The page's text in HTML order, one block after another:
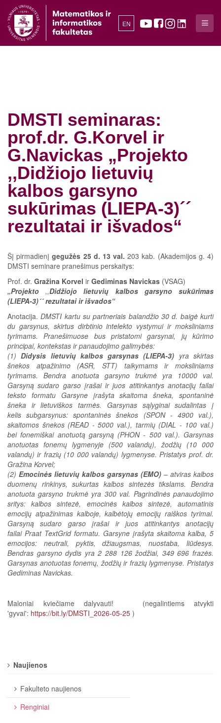
EN
DMSTI seminaras:
prof.dr. G.Korvel ir
G.Navickas „Projekto
,,Didžiojo lietuvių
kalbos garsyno
sukūrimas (LIEPA-3)´´
rezultatai ir išvados“
Šį pirmadienįgegužės 25 d. 13 val. 203 kab. (Akademijos g. 4)
DMSTI seminare pranešimus perskaitys:
Prof. dr. Gražina Korvel ir Gediminas Navickas (VSAG)
„Projekto,,Didžiojo lietuvių kalbos garsyno sukūrimas
(LIEPA-3)´´ rezultatai ir išvados“
Anotacija.DMSTI kartu su partneriais balandžio 30 d. baigė kurti
du garsynus, skirtus dirbtinio intelekto vystymui ir moksliniams
tyrimams. Pranešimuose bus pristatomi garsynai, jų kūrimo
principai, kontekstas ir panaudojimo galimybės:
(1)Didysis lietuvių kalbos garsynas (LIEPA-3) yra skirtas
šnekos atpažinimo (ASR, STT) taikymams ir moksliniams
tyrimams. Bendra anotuota garsyno trukmė yra 10000 val.
Garsyną sudaro garso įrašai ir juos atitinkantys anotacijų failai
teksto formatu Garsyne įrašyta skaitoma šneka, spontaninė
šneka ir lietuviškos tarmės. Garsynas sąlyginai sudalintas į
kelis subgarsynus: spontaninės šnekos (SPON - 4900 val.),
skaitomos šnekos (READ - 5000 val.), tarmių (DIAL - 100 val.)
bei fonemiškai anotuotą garsyną (PHON - 500 val.). Garsynas
anotuotas fonemų lygmenyje (500 valandų), žodžių (10 000
valandų) ir frazių (10 000 valandų) lygmenyse. Pristatys prof. dr.
Gražina Korvel;
(2) Emocinės lietuvių kalbos garsynas (EMO) – atviras kalbos
duomenų rinkinys, sukurtas kalbos sintezės tikslams. Bendra
anotuota garsyno trukmė yra 300 val. Pagrindinės panaudojimo
sritys: kalbos sintezė, emocinės kalbos sintezė, automatinis
emocijų atpažinimas kalboje, kalbėtojų emocijų raiškos tyrimai.
Garsyną sudaro garso įrašai ir juos atitinkantys anotacijų
failai Praat TextGrid formatu. Garsyne įrašyta skaitoma kalba, 5
emocijos: neutrali, pyktis, džiaugsmas, nuostaba, liūdesys.
Bendras garsyno dydis yra 2 288 126 žodžiai, 349 696 frazės.
Garsynas anotuotas fonemų, žodžių ir frazių lygmenyse. Pristatys
Gediminas Navickas.
Maloniai kviečiame dalyvauti! (negalintiems atvykti
'gyvai': https://bit.ly/DMSTI_2026-05-25 )
Naujienos
Fakulteto naujienos
Renginiai